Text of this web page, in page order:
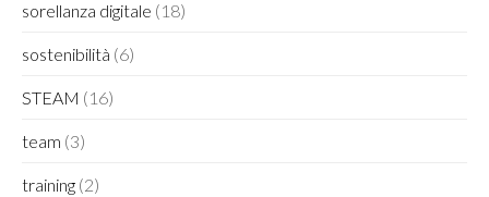
sorellanza digitale (18)
sostenibilità (6)
STEAM (16)
team (3)
training (2)